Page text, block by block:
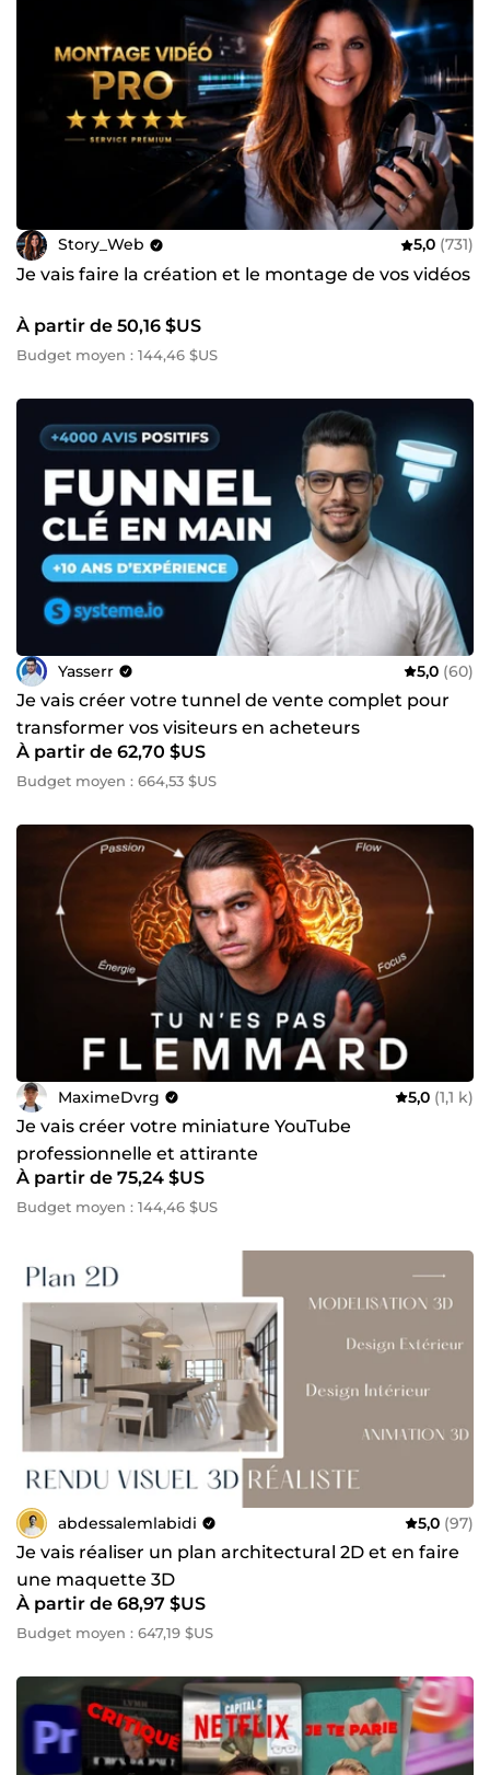
Story_Web 5,0 (731)
Je vais faire la création et le montage de vos vidéos
À partir de 50,16 $US
Budget moyen : 144,46 $US
Yasserr 5,0 (60)
Je vais créer votre tunnel de vente complet pour
transformer vos visiteurs en acheteurs
À partir de 62,70 $US
Budget moyen : 664,53 $US
MaximeDvrg 5,0 (1,1 k)
Je vais créer votre miniature YouTube
professionnelle et attirante
À partir de 75,24 $US
Budget moyen : 144,46 $US
abdessalemlabidi 5,0 (97)
Je vais réaliser un plan architectural 2D et en faire
une maquette 3D
À partir de 68,97 $US
Budget moyen : 647,19 $US